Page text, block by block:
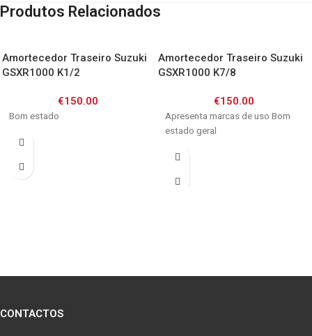
Produtos Relacionados
Amortecedor Traseiro Suzuki
GSXR1000 K1/2
€150.00
Bom estado
Amortecedor Traseiro Suzuki
GSXR1000 K7/8
€150.00
Apresenta marcas de uso Bom
estado geral
CONTACTOS